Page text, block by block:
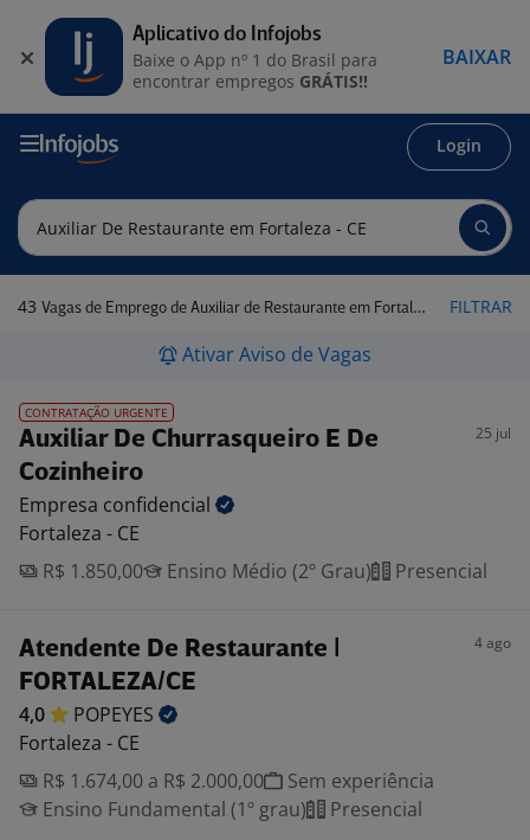
Login
43 Vagas de Emprego de Auxiliar de Restaurante em Fortaleza - CE FILTRAR
Ativar Aviso de Vagas
CONTRATAÇÃO URGENTE
Auxiliar De Churrasqueiro E De
Cozinheiro
25 jul
Empresa confidencial
Fortaleza - CE
R$ 1.850,00
Ensino Médio (2º Grau) Presencial
Atendente De Restaurante |
FORTALEZA/CE
4 ago
4,0
POPEYES
Fortaleza - CE
R$ 1.674,00 a R$ 2.000,00
Sem experiência
Ensino Fundamental (1º grau)
Presencial
Aplicativo do Infojobs
Baixe o App nº 1 do Brasil para
encontrar empregos GRÁTIS!!
BAIXAR